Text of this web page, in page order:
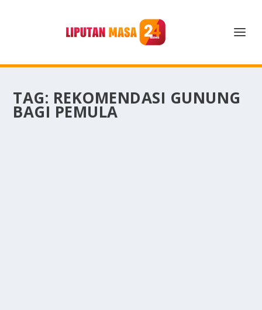
TAG: REKOMENDASI GUNUNG
BAGI PEMULA